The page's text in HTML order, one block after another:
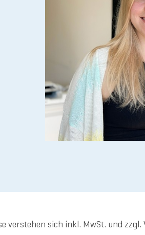
verstehen sich inkl. MwSt. und zzgl.